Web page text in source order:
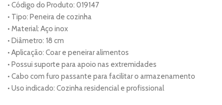
• Código do Produto: 019147
• Tipo: Peneira de cozinha
• Material: Aço inox
• Diâmetro: 18 cm
• Aplicação: Coar e peneirar alimentos
• Possui suporte para apoio nas extremidades
• Cabo com furo passante para facilitar o armazenamento
• Uso indicado: Cozinha residencial e profissional